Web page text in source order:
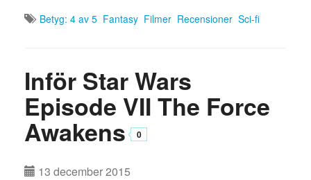
Betyg: 4 av 5 Fantasy Filmer Recensioner Sci-fi
Inför Star Wars
Episode VII The Force
Awakens 0
13 december 2015